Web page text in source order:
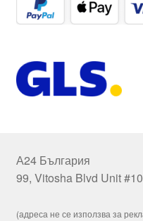
А24 България
99, Vitosha Blvd Unit
(адреса не се използва за